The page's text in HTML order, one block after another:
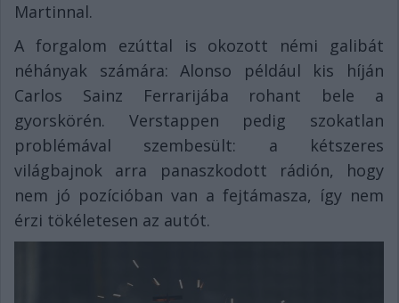
Martinnal.
A forgalom ezúttal is okozott némi galibát
néhányak számára: Alonso például kis híján
Carlos Sainz Ferrarijába rohant bele a
gyorskörén. Verstappen pedig szokatlan
problémával szembesült: a kétszeres
világbajnok arra panaszkodott rádión, hogy
nem jó pozícióban van a fejtámasza, így nem
érzi tökéletesen az autót.